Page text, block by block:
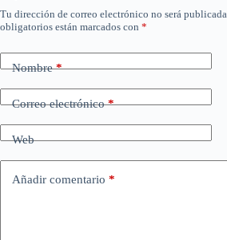
Tu dirección de correo electrónico no será publicada.
obligatorios están marcados con *
Nombre*
Correo electrónico*
Web
Añadir comentario *